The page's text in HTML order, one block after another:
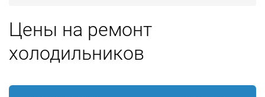
Цены на ремонт
холодильников